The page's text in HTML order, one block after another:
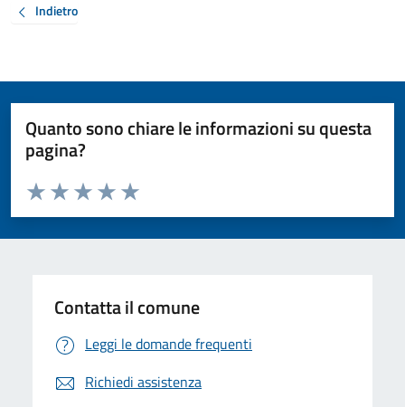
Indietro
Quanto sono chiare le informazioni su questa
pagina?
Valuta da 1 a 5 stelle la pagina
Valuta 5 stelle su 5
Valuta 4 stelle su 5
Valuta 3 stelle su 5
Valuta 2 stelle su 5
Valuta 1 stelle su 5
Contatta il comune
Leggi le domande frequenti
Richiedi assistenza